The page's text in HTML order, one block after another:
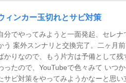
ィンカー玉切れとサビ対策
分でやってみようと一面発起、セレ
う 案外スンナリと交換完了。二ヶ月
かりなので、もう片方は予備として
ったので、YouTubeで色々みて いつ
サビ対策をやってみようかなーと思